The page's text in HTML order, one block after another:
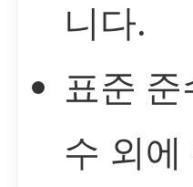
니다.
표준 준
수 외